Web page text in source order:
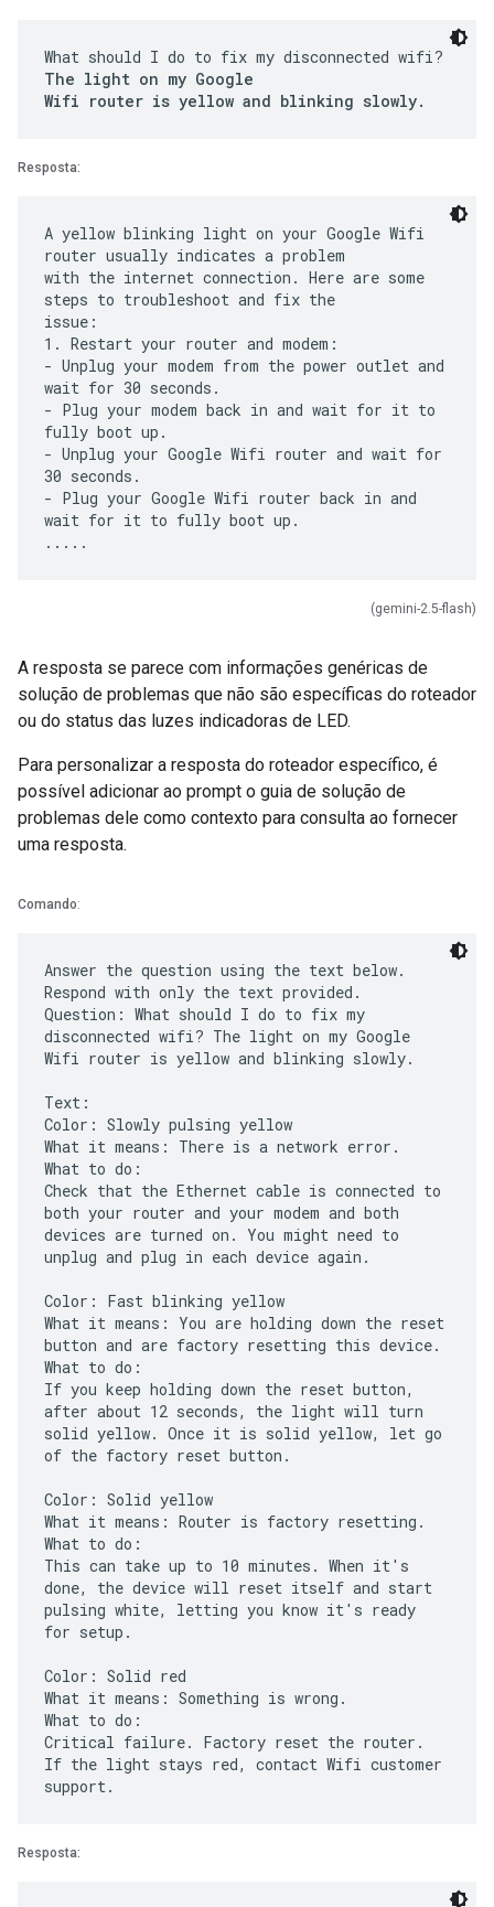
What should I do to fix my disconnected wifi?
The light on my Google
Wifi router is yellow and blinking slowly.
Resposta:
A yellow blinking light on your Google Wifi
router usually indicates a problem
with the internet connection. Here are some
steps to troubleshoot and fix the
issue:
1. Restart your router and modem:
- Unplug your modem from the power outlet and
wait for 30 seconds.
- Plug your modem back in and wait for it to
fully boot up.
- Unplug your Google Wifi router and wait for
30 seconds.
- Plug your Google Wifi router back in and
wait for it to fully boot up.
(gemini-2.5-flash)
A resposta se parece com informações genéricas de
solução de problemas que não são específicas do roteador
ou do status das luzes indicadoras de LED.
Para personalizar a resposta do roteador específico, é
possível adicionar ao prompt o guia de solução de
problemas dele como contexto para consulta ao fornecer
uma resposta.
Comando:
Answer the question using the text below.
Respond with only the text provided.
Question: What should I do to fix my
disconnected wifi? The light on my Google
Wifi router is yellow and blinking slowly.
Text:
Color: Slowly pulsing yellow
What it means: There is a network error.
What to do:
Check that the Ethernet cable is connected to
both your router and your modem and both
devices are turned on. You might need to
unplug and plug in each device again.
Color: Fast blinking yellow
What it means: You are holding down the reset
button and are factory resetting this device.
What to do:
If you keep holding down the reset button,
after about 12 seconds, the light will turn
solid yellow. Once it is solid yellow, let go
of the factory reset button.
Color: Solid yellow
What it means: Router is factory resetting.
What to do:
This can take up to 10 minutes. When it's
done, the device will reset itself and start
pulsing white, letting you know it's ready
for setup.
Color: Solid red
What it means: Something is wrong.
What to do:
Critical failure. Factory reset the router.
If the light stays red, contact Wifi customer
Resposta: